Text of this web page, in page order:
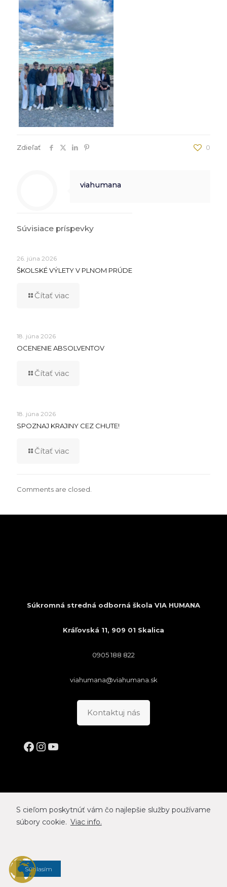
S cieľom poskytnúť vám čo najlepšie služby používame
súbory cookie. Viac info.
Súhlasím
Zdieľať 0
viahumana
Súvisiace príspevky
26. júna 2026
ŠKOLSKÉ VÝLETY V PLNOM PRÚDE
Čítať viac
18. júna 2026
OCENENIE ABSOLVENTOV
Čítať viac
18. júna 2026
SPOZNAJ KRAJINY CEZ CHUTE!
Čítať viac
Comments are closed.
Súkromná stredná odborná škola VIA HUMANA
Kráľovská 11, 909 01 Skalica
0905 188 822
viahumana@viahumana.sk
Kontaktuj nás
Facebook
Instagram
YouTube